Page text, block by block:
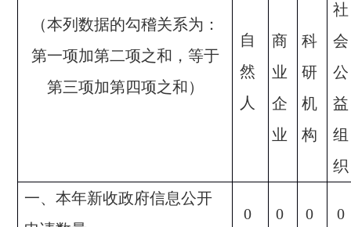
（本列数据的勾稽关系为：
第一项加第二项之和，等于
第三项加第四项之和）
自
然
人
商
业
企
业
科
研
机
构
社
会
公
益
组
织
一、本年新收政府信息公开
0 0 0 0